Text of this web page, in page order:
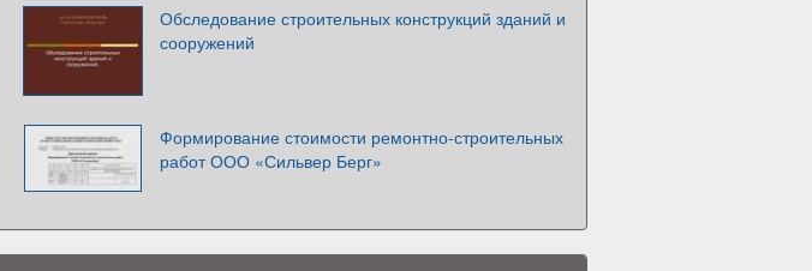
Обследование строительных конструкций зданий и
сооружений
Формирование стоимости ремонтно-строительных
работ ООО «Сильвер Берг»